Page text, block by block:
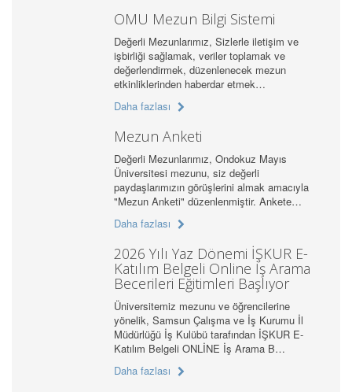
OMÜ Mezun Bilgi Sistemi
Değerli Mezunlarımız, Sizlerle iletişim ve
işbirliği sağlamak, veriler toplamak ve
değerlendirmek, düzenlenecek mezun
etkinliklerinden haberdar etmek…
Daha fazlası
Mezun Anketi
Değerli Mezunlarımız, Ondokuz Mayıs
Üniversitesi mezunu, siz değerli
paydaşlarımızın görüşlerini almak amacıyla
"Mezun Anketi" düzenlenmiştir. Ankete…
Daha fazlası
2026 Yılı Yaz Dönemi İŞKUR E-
Katılım Belgeli Online İş Arama
Becerileri Eğitimleri Başlıyor
Üniversitemiz mezunu ve öğrencilerine
yönelik, Samsun Çalışma ve İş Kurumu İl
Müdürlüğü İş Kulübü tarafından İŞKUR E-
Katılım Belgeli ONLİNE İş Arama B…
Daha fazlası